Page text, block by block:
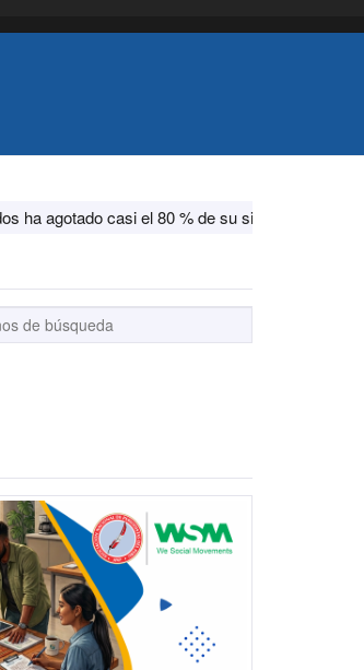
el 80 % de su sistema antimisiles, según